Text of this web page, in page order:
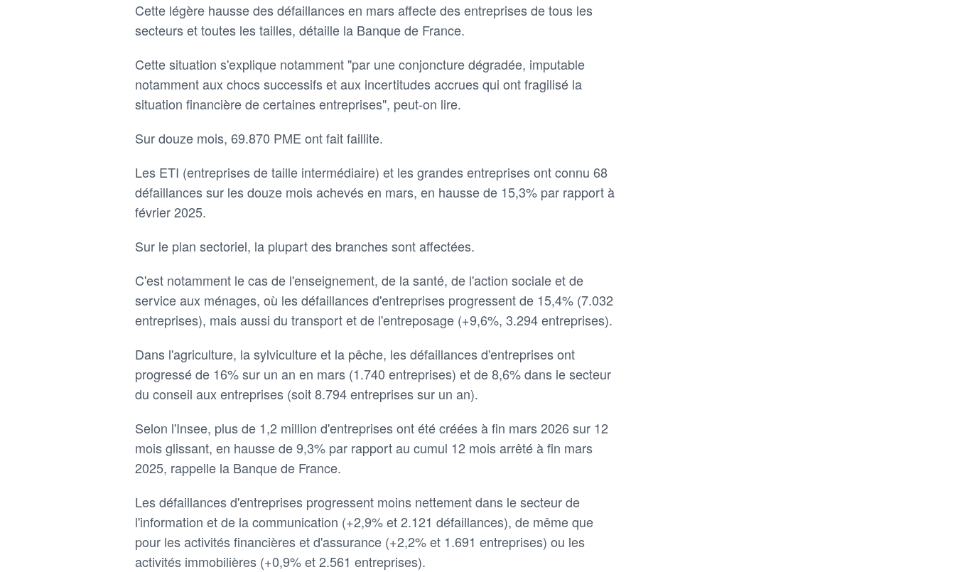
Cette légère hausse des défaillances en mars affecte des entreprises de tous les
secteurs et toutes les tailles, détaille la Banque de France.
Cette situation s'explique notamment "par une conjoncture dégradée, imputable
notamment aux chocs successifs et aux incertitudes accrues qui ont fragilisé la
situation financière de certaines entreprises", peut-on lire.
Sur douze mois, 69.870 PME ont fait faillite.
Les ETI (entreprises de taille intermédiaire) et les grandes entreprises ont connu 68
défaillances sur les douze mois achevés en mars, en hausse de 15,3% par rapport à
février 2025.
Sur le plan sectoriel, la plupart des branches sont affectées.
C'est notamment le cas de l'enseignement, de la santé, de l'action sociale et de
service aux ménages, où les défaillances d'entreprises progressent de 15,4% (7.032
entreprises), mais aussi du transport et de l'entreposage (+9,6%, 3.294 entreprises).
Dans l'agriculture, la sylviculture et la pêche, les défaillances d'entreprises ont
progressé de 16% sur un an en mars (1.740 entreprises) et de 8,6% dans le secteur
du conseil aux entreprises (soit 8.794 entreprises sur un an).
Selon l'Insee, plus de 1,2 million d'entreprises ont été créées à fin mars 2026 sur 12
mois glissant, en hausse de 9,3% par rapport au cumul 12 mois arrêté à fin mars
2025, rappelle la Banque de France.
Les défaillances d'entreprises progressent moins nettement dans le secteur de
l'information et de la communication (+2,9% et 2.121 défaillances), de même que
pour les activités financières et d'assurance (+2,2% et 1.691 entreprises) ou les
activités immobilières (+0,9% et 2.561 entreprises).